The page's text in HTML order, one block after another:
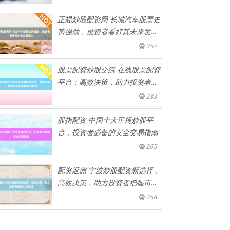
正规炒股配资网 长城汽车股票走
势强劲，投资者看好其未来发展
357
股票配资炒股交流 在线股票配资
平台：高效决策，助力投资者把
283
股指配资 中国十大正规炒股平
台，投资者必备的安全交易指南
265
配资返佣 宁波炒股配资新选择，
高效决策，助力投资者把握市场
258